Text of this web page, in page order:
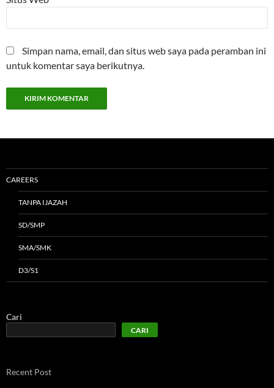
Simpan nama, email, dan situs web saya pada peramban ini
untuk komentar saya berikutnya.
CAREERS
TANPA IJAZAH
SD/SMP
SMA/SMK
D3/S1
Cari
CARI
Recent Post